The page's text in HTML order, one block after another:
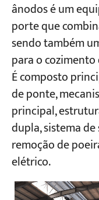
Projetos
Blogs
Notícias
Aplicações
Sobre nós
Contate-nos
ânodos é um
porte que
sendo também
para o
É composto
de ponte,
principal,
dupla, sistema
remoção de
elétrico.